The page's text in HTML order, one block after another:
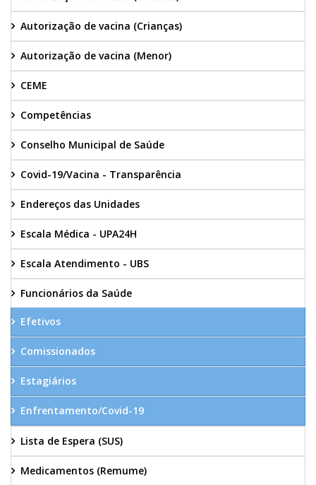
Autorização de vacina (Crianças)
Autorização de vacina (Menor)
CEME
Competências
Conselho Municipal de Saúde
Covid-19/Vacina - Transparência
Endereços das Unidades
Escala Médica - UPA24H
Escala Atendimento - UBS
Funcionários da Saúde
Efetivos
Comissionados
Estagiários
Enfrentamento/Covid-19
Lista de Espera (SUS)
Medicamentos (Remume)